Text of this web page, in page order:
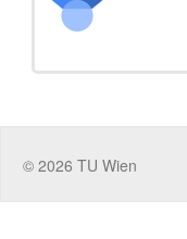
© 2026 TU Wien